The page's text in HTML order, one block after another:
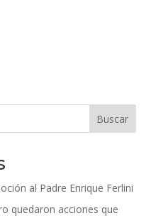
Buscar
al Padre Enrique Ferlini
quedaron acciones que